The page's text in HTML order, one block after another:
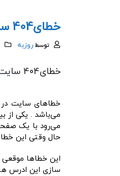
خطای404 سایت چیست؟برطرف کردن و طراحی قسمتهای 404
توسط روزبه
خطای404 سایت چیست؟
خطاهای سایت در
حال وقتی این
این خطاها موقعی
سازی این ادرس